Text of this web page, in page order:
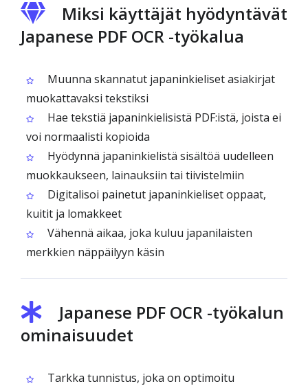
Miksi käyttäjät hyödyntävät
Japanese PDF OCR -työkalua
Muunna skannatut japaninkieliset asiakirjat
muokattavaksi tekstiksi
Hae tekstiä japaninkielisistä PDF:istä, joista ei
voi normaalisti kopioida
Hyödynnä japaninkielistä sisältöä uudelleen
muokkaukseen, lainauksiin tai tiivistelmiin
Digitalisoi painetut japaninkieliset oppaat,
kuitit ja lomakkeet
Vähennä aikaa, joka kuluu japanilaisten
merkkien näppäilyyn käsin
Japanese PDF OCR -työkalun
ominaisuudet
Tarkka tunnistus, joka on optimoitu